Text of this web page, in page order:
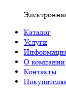
Каталог
Услуги
О компании
Контакты